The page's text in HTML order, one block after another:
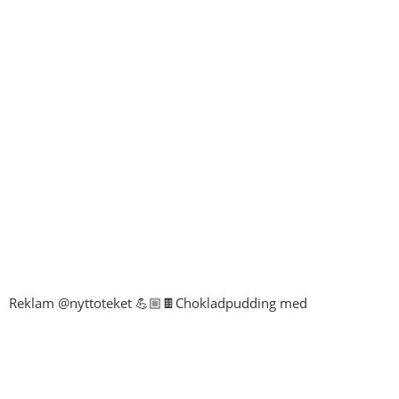
Reklam @nyttoteket 💪🏼🍫Chokladpudding med